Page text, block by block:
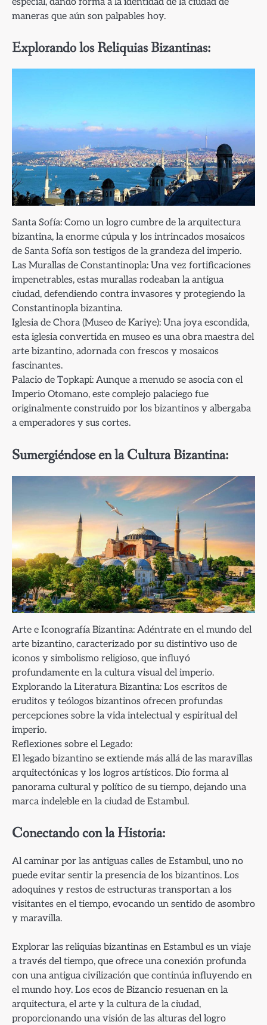
maneras que aún son palpables hoy.
Explorando los Reliquias Bizantinas:
Santa Sofía: Como un logro cumbre de la arquitectura
bizantina, la enorme cúpula y los intrincados mosaicos
de Santa Sofía son testigos de la grandeza del imperio.
Las Murallas de Constantinopla: Una vez fortificaciones
impenetrables, estas murallas rodeaban la antigua
ciudad, defendiendo contra invasores y protegiendo la
Constantinopla bizantina.
Iglesia de Chora (Museo de Kariye): Una joya escondida,
esta iglesia convertida en museo es una obra maestra del
arte bizantino, adornada con frescos y mosaicos
fascinantes.
Palacio de Topkapi: Aunque a menudo se asocia con el
Imperio Otomano, este complejo palaciego fue
originalmente construido por los bizantinos y albergaba
a emperadores y sus cortes.
Sumergiéndose en la Cultura Bizantina:
Arte e Iconografía Bizantina: Adéntrate en el mundo del
arte bizantino, caracterizado por su distintivo uso de
iconos y simbolismo religioso, que influyó
profundamente en la cultura visual del imperio.
Explorando la Literatura Bizantina: Los escritos de
eruditos y teólogos bizantinos ofrecen profundas
percepciones sobre la vida intelectual y espiritual del
imperio.
Reflexiones sobre el Legado:
El legado bizantino se extiende más allá de las maravillas
arquitectónicas y los logros artísticos. Dio forma al
panorama cultural y político de su tiempo, dejando una
marca indeleble en la ciudad de Estambul.
Conectando con la Historia:
Al caminar por las antiguas calles de Estambul, uno no
puede evitar sentir la presencia de los bizantinos. Los
adoquines y restos de estructuras transportan a los
visitantes en el tiempo, evocando un sentido de asombro
y maravilla.
Explorar las reliquias bizantinas en Estambul es un viaje
a través del tiempo, que ofrece una conexión profunda
con una antigua civilización que continúa influyendo en
el mundo hoy. Los ecos de Bizancio resuenan en la
arquitectura, el arte y la cultura de la ciudad,
proporcionando una visión de las alturas del logro